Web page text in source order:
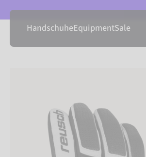
HandschuheEquipmentSale